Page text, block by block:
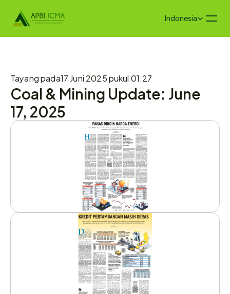
Select Language
Indonesia
Tayang pada17 Juni 2025 pukul 01.27
Coal & Mining Update: June
17, 2025